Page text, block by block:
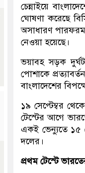
চেন্নাইয়ে
ঘোষণা করেছে
অসাধারণ
নেওয়া হয়েছে।
ভয়াবহ সড়ক
পোশাকে
বাংলাদেশের
১৯ সেপ্টেম্বর
টেস্টের আগে
একই ভেন্যুতে ১৫
দলের।
প্রথম টেস্টে